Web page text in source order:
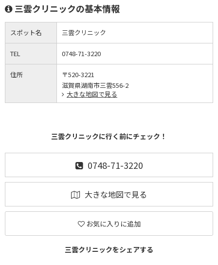
三雲クリニックの基本情報
スポット名 三雲クリニック
TEL 0748-71-3220
住所
〒520-3221
滋賀県湖南市三雲556-2
大きな地図で見る
三雲クリニックに行く前にチェック！
0748-71-3220
大きな地図で見る
お気に入りに追加
三雲クリニックをシェアする